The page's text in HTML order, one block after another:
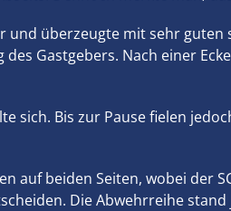
überzeugte mit sehr
Gastgebers. Nach einer
sich. Bis zur Pause fielen
auf beiden Seiten, wobei der
Die Abwehrreihe